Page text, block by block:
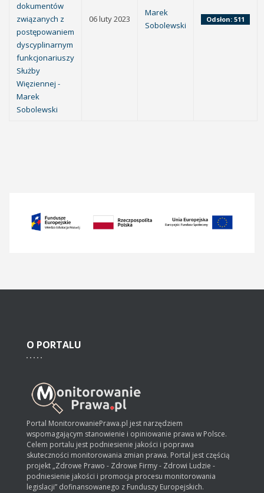
dokumentów
związanych z
postępowaniem
dyscyplinarnym
funkcjonariuszy
Służby
Więziennej -
Marek
Sobolewski
06 luty 2023
Marek
Sobolewski
Odsłon: 511
O PORTALU
Portal MonitorowaniePrawa.pl jest narzędziem
wspomagającym stanowienie i opiniowanie prawa w Polsce.
Celem portalu jest podniesienie jakości i poprawa
skuteczności monitorowania zmian prawa. Portal jest częścią
projekt „Zdrowe Prawo - Zdrowe Firmy - Zdrowi Ludzie -
podniesienie jakości i promocja procesu monitorowania
legislacji” dofinansowanego z Funduszy Europejskich.